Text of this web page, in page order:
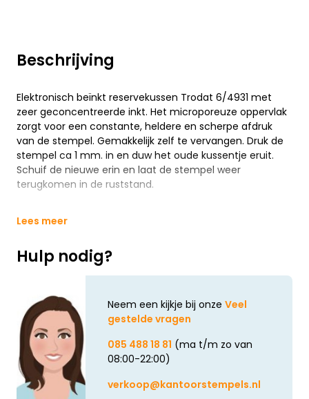
Beschrijving
Elektronisch beïnkt reservekussen Trodat 6/4931 met
zeer geconcentreerde inkt. Het microporeuze oppervlak
zorgt voor een constante, heldere en scherpe afdruk
van de stempel. Gemakkelijk zelf te vervangen. Druk de
stempel ca 1 mm. in en duw het oude kussentje eruit.
Schuif de nieuwe erin en laat de stempel weer
terugkomen in de ruststand.
Lees meer
Hulp nodig?
Neem een kijkje bij onze Veel
gestelde vragen
085 488 18 81 (ma t/m zo van
08:00-22:00)
verkoop@kantoorstempels.nl